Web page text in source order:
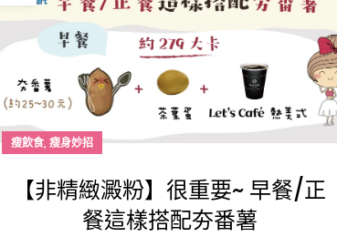
瘦飲食, 瘦身妙招
【非精緻澱粉】很重要~ 早餐/正
餐這樣搭配夯番薯